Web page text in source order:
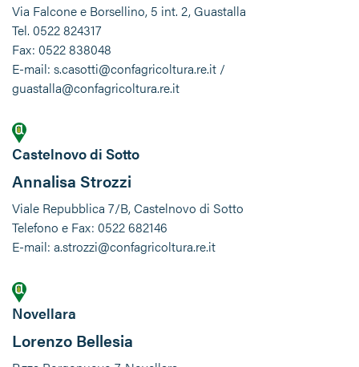
Via Falcone e Borsellino, 5 int. 2, Guastalla
Tel. 0522 824317
Fax: 0522 838048
E-mail: s.casotti@confagricoltura.re.it /
guastalla@confagricoltura.re.it
Castelnovo di Sotto
Annalisa Strozzi
Viale Repubblica 7/B, Castelnovo di Sotto
Telefono e Fax: 0522 682146
E-mail: a.strozzi@confagricoltura.re.it
Novellara
Lorenzo Bellesia